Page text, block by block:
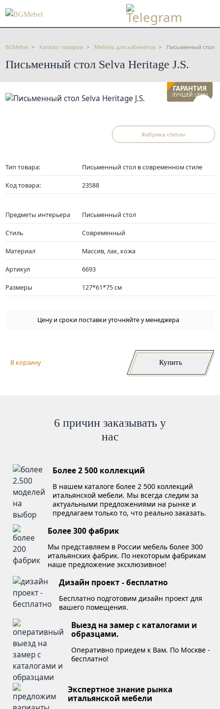
BGMebel Каталог товаров Мебель для кабинетов Письменный стол
Письменный стол Selva Heritage J.S.
ГАРАНТИЯ
ЛУЧШЕЙ ЦЕНЫ
Фабрика «Selva»
Тип товара: Письменный стол в современном стиле
Код товара: 23588
Предметы интерьера Письменный стол
Стиль Современный
Материал Массив, лак, кожа
Артикул 6693
Размеры 127*61*75 см
Цену и сроки поставки уточняйте у менеджера
В корзину Купить
6 причин заказывать у
нас
Более 2 500 коллекций
В нашем каталоге более 2 500 коллекций
итальянской мебели. Мы всегда следим за
актуальными предложениями на рынке и
предлагаем только то, что реально заказать.
Более 300 фабрик
Мы представляем в России мебель более 300
итальянских фабрик. По некоторым фабрикам
наше предложение эксклюзивное!
Дизайн проект - бесплатно
Бесплатно подготовим дизайн проект для
вашего помещения.
Выезд на замер с каталогами и
образцами.
Оперативно приедем к Вам. По Москве -
бесплатно!
Экспертное знание рынка
итальянской мебели